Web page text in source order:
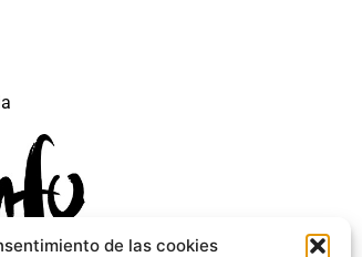
de las cookies